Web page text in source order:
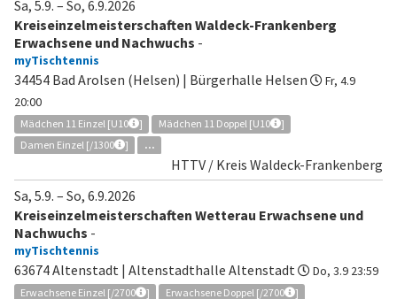
Sa, 5.9. – So, 6.9.2026
Kreiseinzelmeisterschaften Waldeck-Frankenberg
Erwachsene und Nachwuchs -
myTischtennis
34454 Bad Arolsen (Helsen) | Bürgerhalle Helsen
Fr, 4.9
20:00
Mädchen 11 Einzel [U10 ] Mädchen 11 Doppel [U10
]
Damen Einzel [/1300
] ...
HTTV / Kreis Waldeck-Frankenberg
Sa, 5.9. – So, 6.9.2026
Kreiseinzelmeisterschaften Wetterau Erwachsene und
Nachwuchs -
myTischtennis
63674 Altenstadt | Altenstadthalle Altenstadt Do, 3.9 23:59
Erwachsene Einzel [/2700 ] Erwachsene Doppel [/2700 ]